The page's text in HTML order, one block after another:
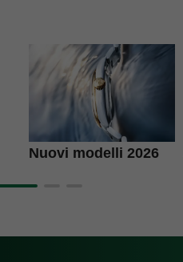
Nuovi modelli 2026